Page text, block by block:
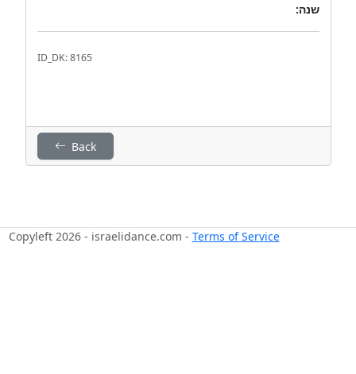
שנה:
ID_DK: 8165
Back
Copyleft 2026 - israelidance.com - Terms of Service